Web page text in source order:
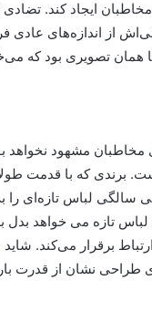
ایجاد کند.
از اندازه‌های عادی
همان تصویری بود که
مخاطبان مشهود نخواهد
برندی که با قدمت
سالگی لباس تازه‌ای
لباس تازه می خواهد
برقرار می‌کند.
طراحی نشان از قدرت